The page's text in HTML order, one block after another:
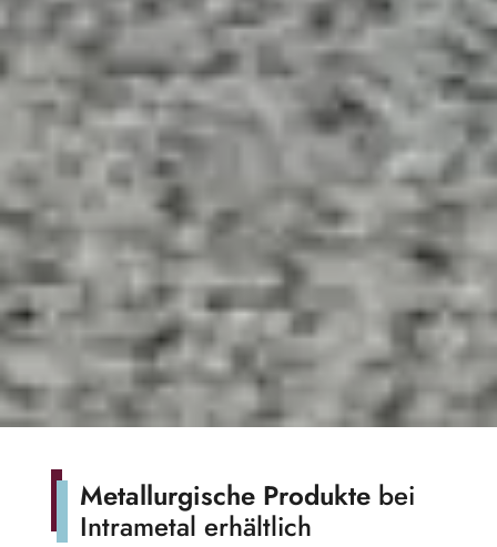
Metallurgische Produkte bei
Intrametal erhältlich